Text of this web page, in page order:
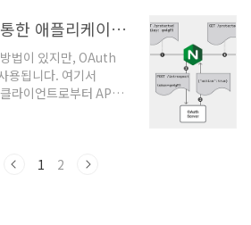
영 가능한 무료 배포
서버(SSH 등),
콘솔까지 단일 포털
일원화.핵심 가치:
데이터 마스킹,
포트로 ISMS·PCI-
Nginx와 Keycloak 통한 애플리케이션 OIDC 메커니즘 클라이언트 인증
법이 있지만, OAuth
용됩니다. 여기서
라이언트로부터 API
은 OAuth 2.0의 확
다. IdP와 액세스 토큰
1 2